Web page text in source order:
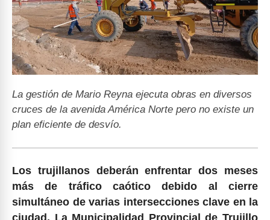
La gestión de Mario Reyna ejecuta obras en diversos
cruces de la avenida América Norte pero no existe un
plan eficiente de desvío.
Los trujillanos deberán enfrentar dos meses
más de tráfico caótico debido al cierre
simultáneo de varias intersecciones clave en la